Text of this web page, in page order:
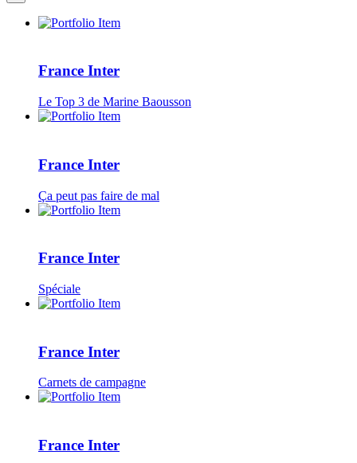
France Inter
Le Top 3 de Marine Baousson
France Inter
Ça peut pas faire de mal
France Inter
Spéciale
France Inter
Carnets de campagne
France Inter